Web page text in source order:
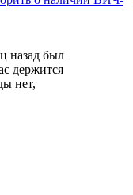
назад был
держится
нет,